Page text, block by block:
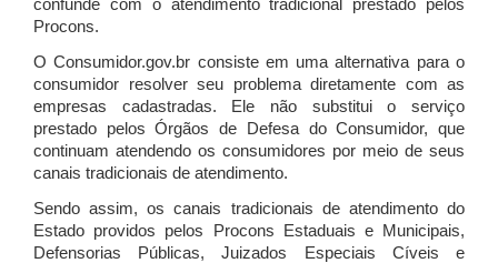
confunde com o atendimento tradicional prestado pelos
Procons.
O Consumidor.gov.br consiste em uma alternativa para o
consumidor resolver seu problema diretamente com as
empresas cadastradas. Ele não substitui o serviço
prestado pelos Órgãos de Defesa do Consumidor, que
continuam atendendo os consumidores por meio de seus
canais tradicionais de atendimento.
Sendo assim, os canais tradicionais de atendimento do
Estado providos pelos Procons Estaduais e Municipais,
Defensorias Públicas, Juizados Especiais Cíveis e